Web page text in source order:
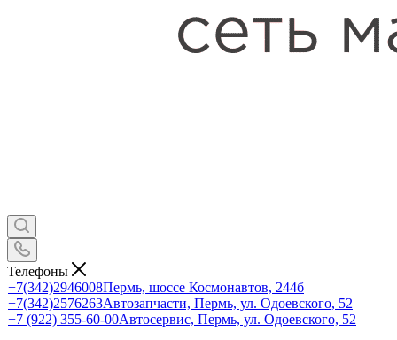
Телефоны
+7(342)2946008Пермь, шоссе Космонавтов, 244б
+7(342)2576263Автозапчасти, Пермь, ул. Одоевского, 52
+7 (922) 355-60-00Автосервис, Пермь, ул. Одоевского, 52